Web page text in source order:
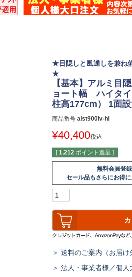
★目隠しと風通しを兼ね
★
【基本】アルミ目
ョート幅 ハイタ
柱高177cm） 1面設
商品番号 alst900lv-hi
¥40,400税込
[ 1,212 ポイント進呈 ]
無料会員登
セール品もさらにお得
＞ 送料のご案内（お届け
＞ 法人・事業者様／個